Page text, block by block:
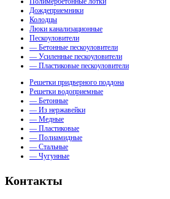
Дождеприемники
Колодцы
Люки канализационные
Пескоуловители
— Бетонные пескоуловители
— Усиленные пескоуловители
— Пластиковые пескоуловители
Решетки придверного поддона
Решетки водоприемные
— Бетонные
— Из нержавейки
— Медные
— Пластиковые
— Полиамидные
— Стальные
— Чугунные
Контакты